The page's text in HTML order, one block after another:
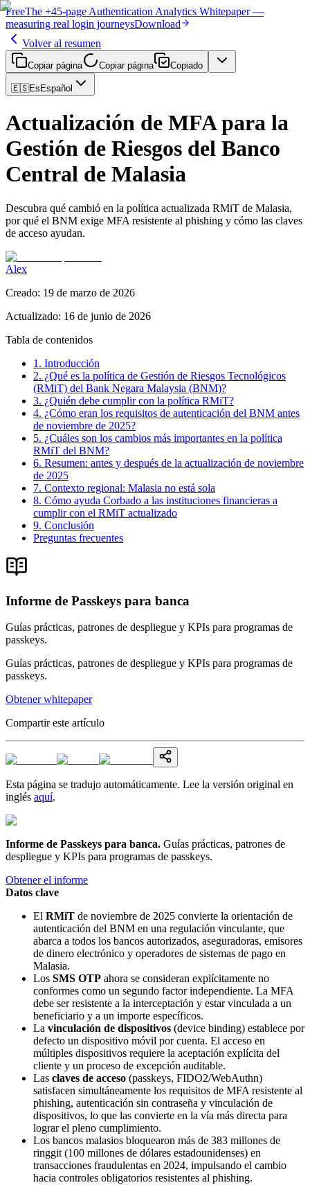
FreeThe +45-page Authentication Analytics Whitepaper —
measuring real login journeysDownload
Volver al resumen
Copiar página Copiar página Copiado
🇪🇸Es Español
Actualización de MFA para la
Gestión de Riesgos del Banco
Central de Malasia
Descubra qué cambió en la política actualizada RMiT de Malasia,
por qué el BNM exige MFA resistente al phishing y cómo las claves
de acceso ayudan.
Alex
Creado: 19 de marzo de 2026
Actualizado: 16 de junio de 2026
Tabla de contenidos
1. Introducción
2. ¿Qué es la política de Gestión de Riesgos Tecnológicos
(RMiT) del Bank Negara Malaysia (BNM)?
3. ¿Quién debe cumplir con la política RMiT?
4. ¿Cómo eran los requisitos de autenticación del BNM antes
de noviembre de 2025?
5. ¿Cuáles son los cambios más importantes en la política
RMiT del BNM?
6. Resumen: antes y después de la actualización de noviembre
de 2025
7. Contexto regional: Malasia no está sola
8. Cómo ayuda Corbado a las instituciones financieras a
cumplir con el RMiT actualizado
9. Conclusión
Preguntas frecuentes
Informe de Passkeys para banca
Guías prácticas, patrones de despliegue y KPIs para programas de
passkeys.
Guías prácticas, patrones de despliegue y KPIs para programas de
passkeys.
Obtener whitepaper
Compartir este artículo
Esta página se tradujo automáticamente. Lee la versión original en
inglés aquí.
Informe de Passkeys para banca. Guías prácticas, patrones de
despliegue y KPIs para programas de passkeys.
Obtener el informe
Datos clave
El RMiT de noviembre de 2025 convierte la orientación de
autenticación del BNM en una regulación vinculante, que
abarca a todos los bancos autorizados, aseguradoras, emisores
de dinero electrónico y operadores de sistemas de pago en
Malasia.
Los SMS OTP ahora se consideran explícitamente no
conformes como un segundo factor independiente. La MFA
debe ser resistente a la interceptación y estar vinculada a un
beneficiario y a un importe específicos.
La vinculación de dispositivos (device binding) establece por
defecto un dispositivo móvil por cuenta. El acceso en
múltiples dispositivos requiere la aceptación explícita del
cliente y un proceso de excepción auditable.
Las claves de acceso (passkeys, FIDO2/WebAuthn)
satisfacen simultáneamente los requisitos de MFA resistente al
phishing, autenticación sin contraseña y vinculación de
dispositivos, lo que las convierte en la vía más directa para
lograr el pleno cumplimiento.
Los bancos malasios bloquearon más de 383 millones de
ringgit (100 millones de dólares estadounidenses) en
transacciones fraudulentas en 2024, impulsando el cambio
hacia controles obligatorios resistentes al phishing.